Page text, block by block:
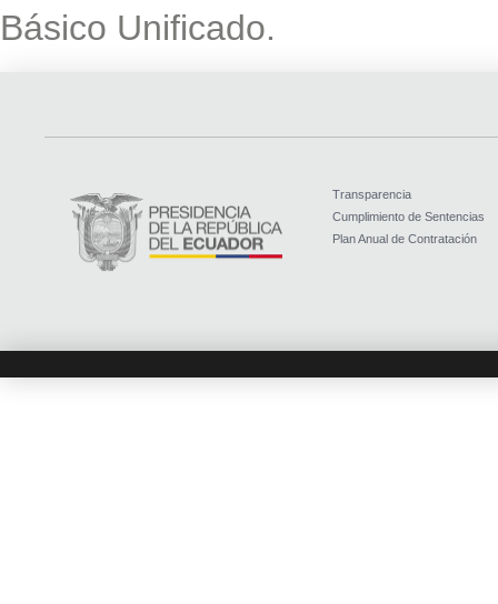
Básico Unificado.
Transparencia
Cumplimiento de Sentencias
Plan Anual de Contratación